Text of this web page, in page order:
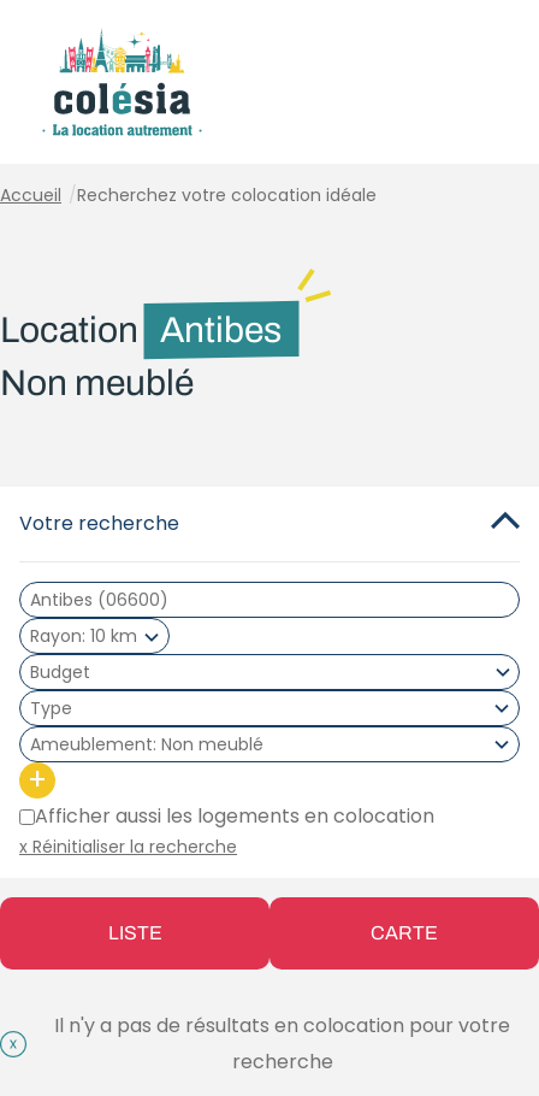
Accueil /Recherchez votre colocation idéale
Location
Antibes
Non meublé
Votre recherche
Rayon 10 km
Type
Ameublement Non meublé
+
Afficher aussi les logements en colocation
x Réinitialiser la recherche
LISTE CARTE
Il n'y a pas de résultats en colocation pour votre
recherche